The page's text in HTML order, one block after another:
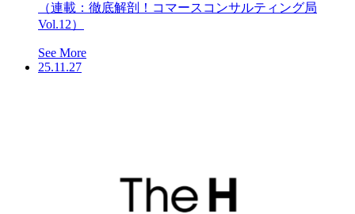
（連載：徹底解剖！コマースコンサルティング局
Vol.12）
See More
25.11.27